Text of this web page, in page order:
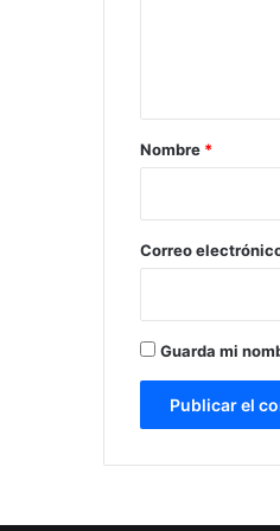
r
*
Nombre *
Correo
Guarda mi